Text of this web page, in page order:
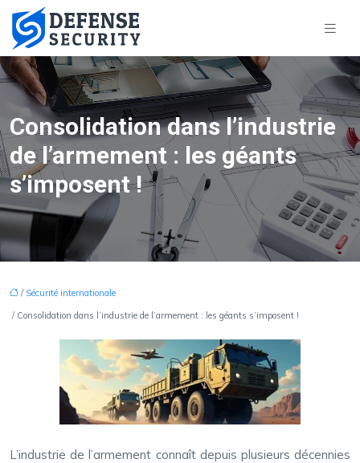
Consolidation dans l’industrie
de l’armement : les géants
s’imposent !
/ Sécurité internationale
/ Consolidation dans l’industrie de l’armement : les géants s’imposent !
L’industrie de l’armement connaît depuis plusieurs décennies